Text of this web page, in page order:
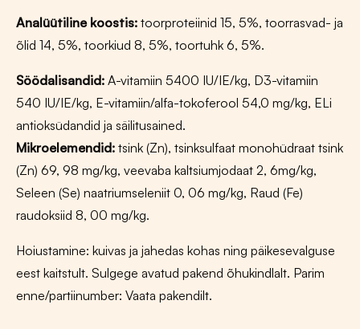
Analüütiline koostis: toorproteiinid 15, 5%, toorrasvad- ja
õlid 14, 5%, toorkiud 8, 5%, toortuhk 6, 5%.
Söödalisandid: A-vitamiin 5400 IU/IE/kg, D3-vitamiin
540 IU/IE/kg, E-vitamiin/alfa-tokoferool 54,0 mg/kg, ELi
antioksüdandid ja säilitusained.
Mikroelemendid: tsink (Zn), tsinksulfaat monohüdraat tsink
(Zn) 69, 98 mg/kg, veevaba kaltsiumjodaat 2, 6mg/kg,
Seleen (Se) naatriumseleniit 0, 06 mg/kg, Raud (Fe)
raudoksiid 8, 00 mg/kg.
Hoiustamine: kuivas ja jahedas kohas ning päikesevalguse
eest kaitstult. Sulgege avatud pakend õhukindlalt. Parim
enne/partiinumber: Vaata pakendilt.